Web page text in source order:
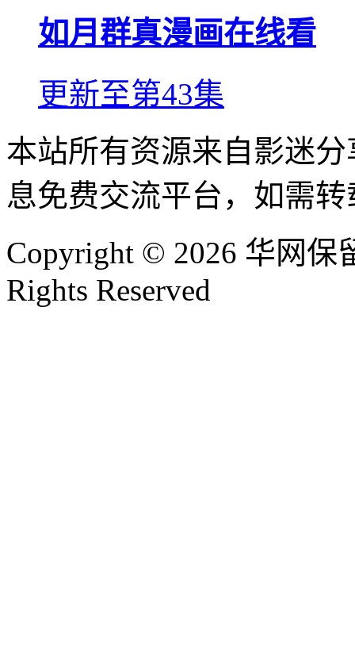
如月群真漫画在线看
更新至第43集
本站所有资源来自影迷
息免费交流平台，如需
Copyright © 2026 华网保
Rights Reserved